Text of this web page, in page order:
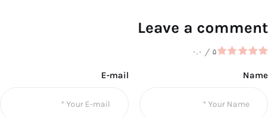
Leave a comment
۰.۰ / ۵
Name
E-mail